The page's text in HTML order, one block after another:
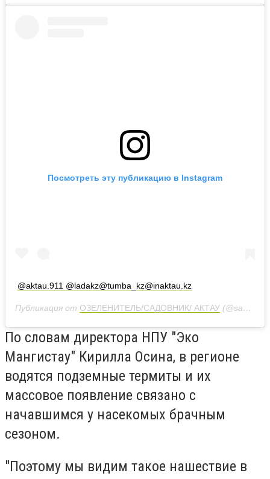
Посмотреть эту публикацию в Instagram
@aktau.911 @ladakz@tumba_kz@inaktau.kz
Публикация от ОЗЕЛЕНИТЕЛЬ/САДОВНИК/ АКТАУ (@sadovnik7292)
По словам директора НПУ "Эко
Мангистау" Кирилла Осина, в регионе
водятся подземные термиты и их
массовое появление связано с
начавшимся у насекомых брачным
сезоном.
"Поэтому мы видим такое нашествие в